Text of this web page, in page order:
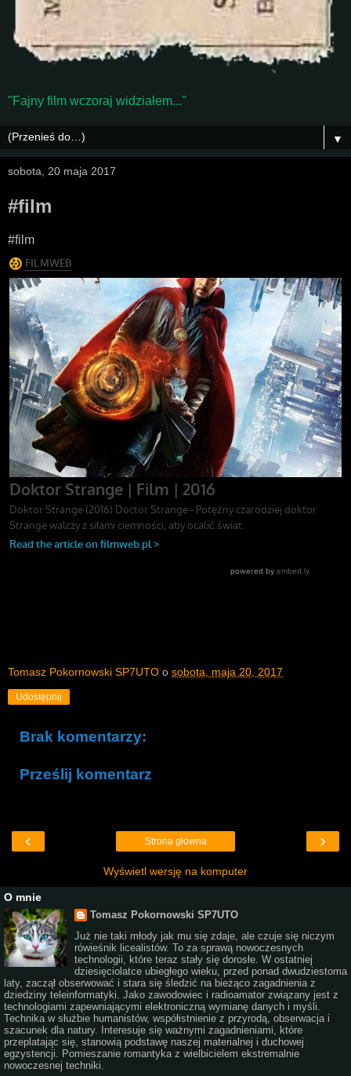
"Fajny film wczoraj widziałem..."
▼
sobota, 20 maja 2017
#film
#film
Tomasz Pokornowski SP7UTO o sobota, maja 20, 2017
Udostępnij
Brak komentarzy:
Prześlij komentarz
‹ ›
Strona główna
Wyświetl wersję na komputer
O mnie
Tomasz Pokornowski SP7UTO
Już nie taki młody jak mu się zdaje, ale czuje się niczym
rówieśnik licealistów. To za sprawą nowoczesnych
technologii, które teraz stały się dorosłe. W ostatniej
dziesięciolatce ubiegłego wieku, przed ponad dwudziestoma
laty, zaczął obserwować i stara się śledzić na bieżąco zagadnienia z
dziedziny teleinformatyki. Jako zawodowiec i radioamator związany jest z
technologiami zapewniającymi elektroniczną wymianę danych i myśli.
Technika w służbie humanistów, współistnienie z przyrodą, obserwacja i
szacunek dla natury. Interesuje się ważnymi zagadnieniami, które
przeplatając się, stanowią podstawę naszej materialnej i duchowej
egzystencji. Pomieszanie romantyka z wielbicielem ekstremalnie
nowoczesnej techniki.